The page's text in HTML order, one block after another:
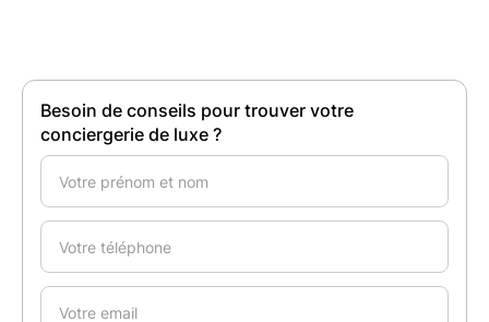
Besoin de conseils pour trouver votre
conciergerie de luxe ?